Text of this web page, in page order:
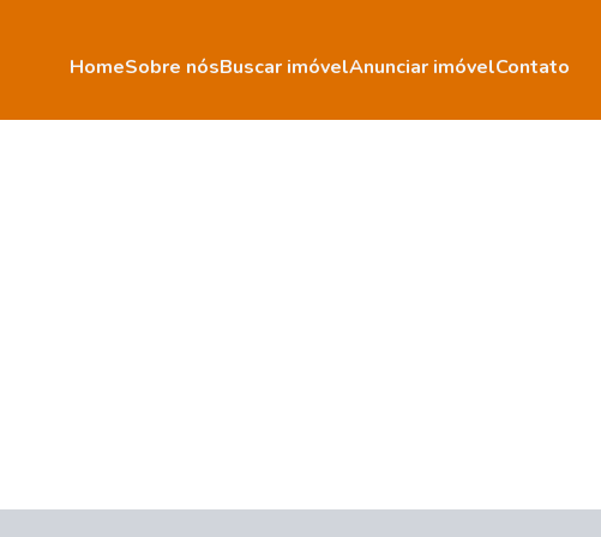
HomeSobre nósBuscar imóvelAnunciar imóvelContato